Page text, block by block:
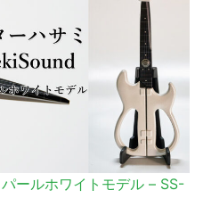
ールホワイトモデル – SS-